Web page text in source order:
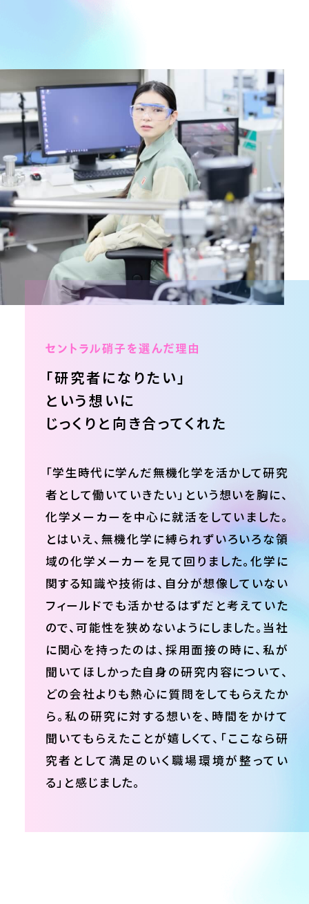
「研究者になりたい」
という想いに
じっくりと 向き合ってくれた
「学生時代に学んだ無機化学を活かして研究
者として働いていきたい」という想いを胸に、
化学メーカーを中心に就活をしていました。
とはいえ、無機化学に縛られずいろいろな領
域の化学メーカーを見て回りました。化学に
関する知識や技術は、自分が想像していない
フィールドでも活かせるはずだと考えていた
ので、可能性を狭めないようにしました。当社
に関心を持ったのは、採用面接の時に、私が
聞いてほしかった自身の研究内容について、
どの会社よりも熱心に質問をしてもらえたか
ら。私の研究に対する想いを、時間をかけて
聞いてもらえたことが嬉しくて、「ここなら研
究者として満足のいく職場環境が整ってい
る」と感じました。